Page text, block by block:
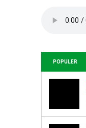
POPULER